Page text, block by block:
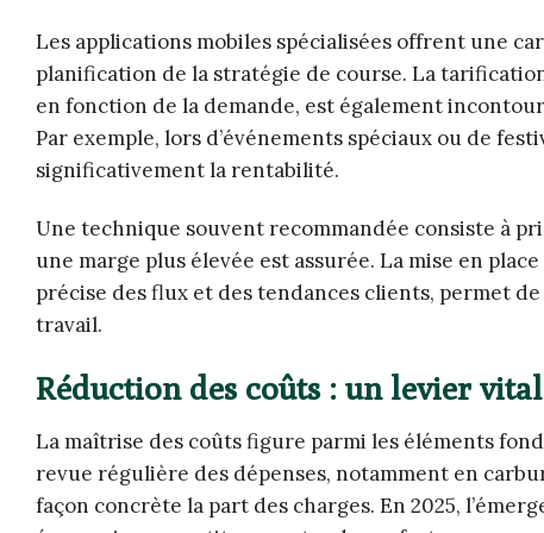
Les applications mobiles spécialisées offrent une
planification de la stratégie de course. La
en fonction de la demande, est également
Par exemple, lors d’événements spéciaux ou de
significativement la rentabilité.
Une technique souvent recommandée consiste à
une marge plus élevée est assurée. La mise en
précise des flux et des tendances clients, permet
travail.
Réduction des coûts : un levier
La maîtrise des coûts figure parmi les éléments
revue régulière des dépenses, notamment en
façon concrète la part des charges. En 2025,